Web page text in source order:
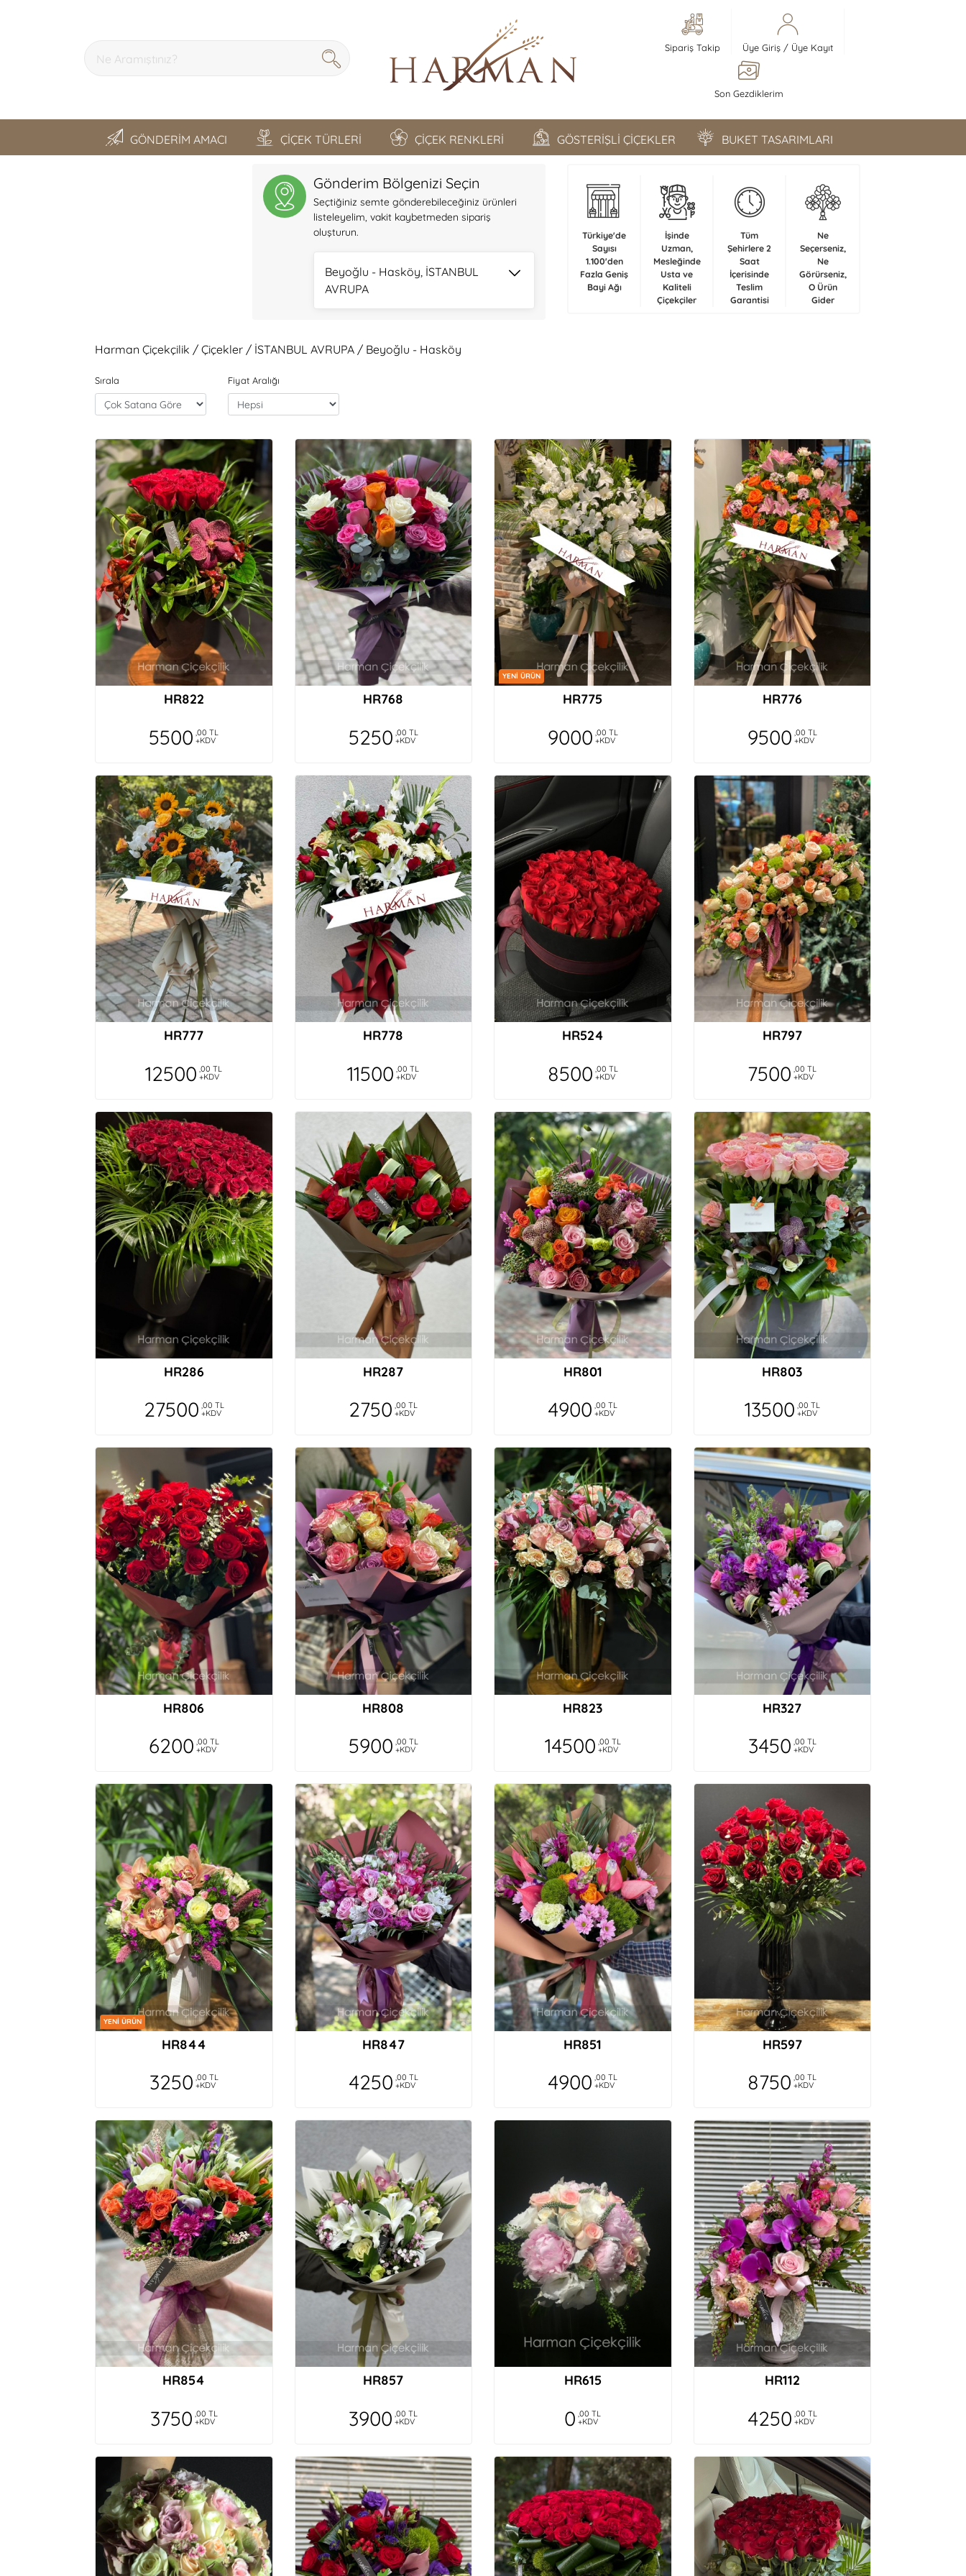
Sipariş Takip Üye Giriş/ Üye Kayıt
Son Gezdiklerim
GÖNDERİM AMACI ÇİÇEK TÜRLERİ ÇİÇEK RENKLERİ GÖSTERİŞLİ ÇİÇEKLER BUKET TASARIMLARI
Gönderim Bölgenizi Seçin
Seçtiğiniz semte gönderebileceğiniz ürünleri
listeleyelim, vakit kaybetmeden sipariş
oluşturun.
Beyoğlu - Hasköy, İSTANBUL
AVRUPA
Türkiye'de
Sayısı
1.100'den
Fazla Geniş
Bayi Ağı
İşinde
Uzman,
Mesleğinde
Usta ve
Kaliteli
Çiçekçiler
Tüm
Şehirlere 2
Saat
İçerisinde
Teslim
Garantisi
Ne
Seçerseniz,
Ne
Görürseniz,
O Ürün
Gider
Harman Çiçekçilik / Çiçekler / İSTANBUL AVRUPA / Beyoğlu - Hasköy
Sırala Fiyat Aralığı
HR822
5500 ,00 TL
+KDV
HR768
5250 ,00 TL
+KDV
YENİ ÜRÜN
HR775
9000 ,00 TL
+KDV
HR776
9500 ,00 TL
+KDV
HR777
12500 ,00 TL
+KDV
HR778
11500 ,00 TL
+KDV
HR524
8500 ,00 TL
+KDV
HR797
7500 ,00 TL
+KDV
HR286
27500 ,00 TL
+KDV
HR287
2750 ,00 TL
+KDV
HR801
4900 ,00 TL
+KDV
HR803
13500 ,00 TL
+KDV
HR806
6200 ,00 TL
+KDV
HR808
5900 ,00 TL
+KDV
HR823
14500 ,00 TL
+KDV
HR327
3450 ,00 TL
+KDV
YENİ ÜRÜN
HR844
3250 ,00 TL
+KDV
HR847
4250 ,00 TL
+KDV
HR851
4900 ,00 TL
+KDV
HR597
8750 ,00 TL
+KDV
HR854
3750 ,00 TL
+KDV
HR857
3900 ,00 TL
+KDV
HR615
0 ,00 TL
+KDV
HR112
4250 ,00 TL
+KDV